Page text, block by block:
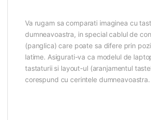
Va rugam sa comparati imaginea cu
dumneavoastra, in special cablul de
(panglica) care poate sa difere prin
latime. Asigurati-va ca modelul de
tastaturii si layout-ul (aranjamentul
corespund cu cerintele dumneavoastra.